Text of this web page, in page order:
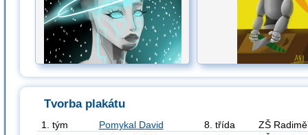
Tvorba plakátu
1. tým Pomykal David 8. třída
ZŠ